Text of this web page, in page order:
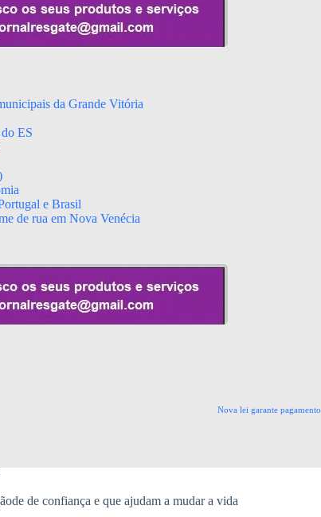
da Grande Vitória
ES
e Brasil
de rua em Nova Venécia
Nova lei garante
de confiança e que ajudam a mudar a vida